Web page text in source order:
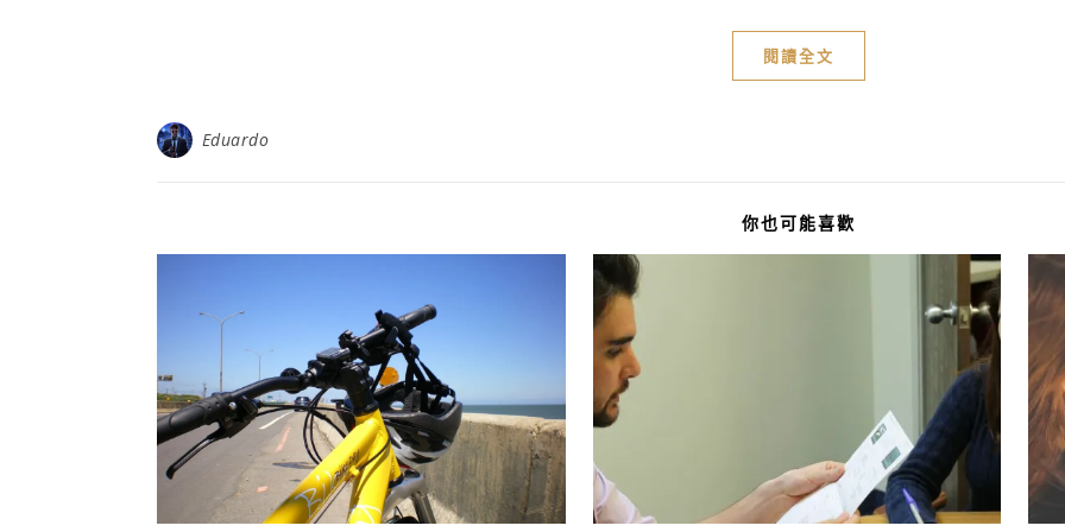
閱讀全文
Eduardo
你也可能喜歡